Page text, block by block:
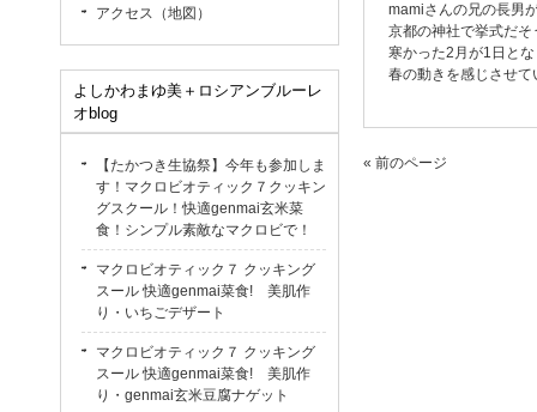
mamiさんの兄の長男
京都の神社で挙式だ
寒かった2月が1日と
春の動きを感じさせ
« 前のページ
アクセス（地図）
よしかわまゆ美＋ロシアンブルーレ
オblog
【たかつき生協祭】今年も参加しま
す！マクロビオティック７クッキン
グスクール！快適genmai玄米菜
食！シンプル素敵なマクロビで！
マクロビオティック７ クッキング
スール 快適genmai菜食! 美肌作
り・いちごデザート
マクロビオティック７ クッキング
スール 快適genmai菜食! 美肌作
り・genmai玄米豆腐ナゲット